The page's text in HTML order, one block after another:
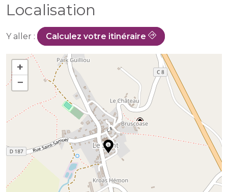
Localisation
Y aller : Calculez votre itinéraire
+
−